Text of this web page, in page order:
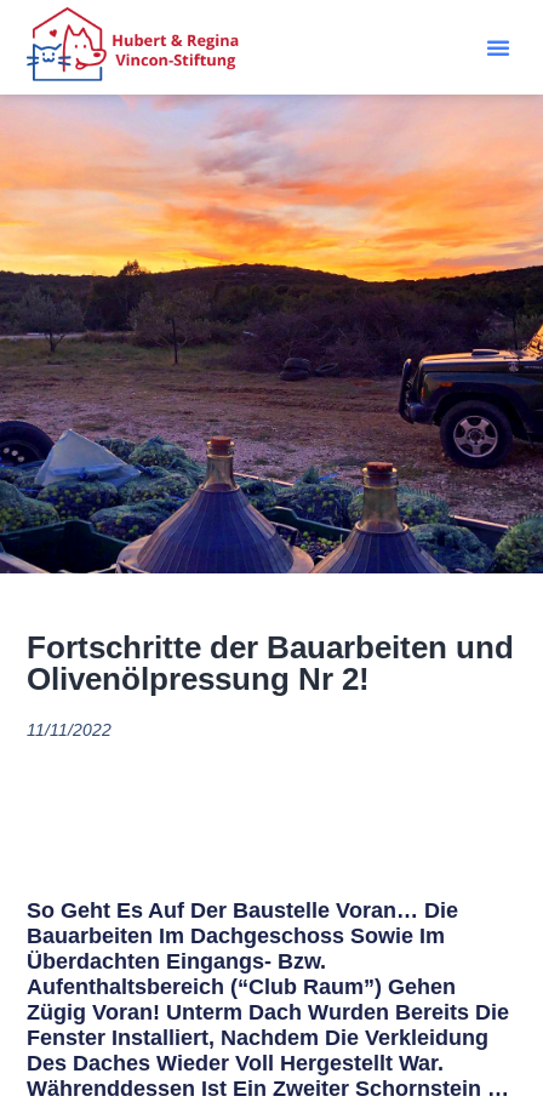
Fortschritte der Bauarbeiten und
Olivenölpressung Nr 2!
11/11/2022
So Geht Es Auf Der Baustelle Voran… Die
Bauarbeiten Im Dachgeschoss Sowie Im
Überdachten Eingangs- Bzw.
Aufenthaltsbereich (“Club Raum”) Gehen
Zügig Voran! Unterm Dach Wurden Bereits Die
Fenster Installiert, Nachdem Die Verkleidung
Des Daches Wieder Voll Hergestellt War.
Währenddessen Ist Ein Zweiter Schornstein …